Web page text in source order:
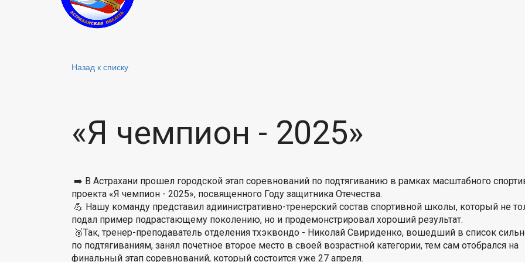
Назад к списку
«Я чемпион - 2025»
➡️ В Астрахани прошел городской этап соревнований по подтягиванию в рамках масштабного
проекта «Я чемпион - 2025», посвященного Году защитника Отечества.
💪 Нашу команду представил адиинистративно-тренерский состав спортивной школы, который не
подал пример подрастающему поколению, но и продемонстрировал хороший результат.
🥈Так, тренер-преподаватель отделения тхэквондо - Николай Свириденко, вошедший в список
по подтягиваниям, занял почетное второе место в своей возрастной категории, тем сам отобрался на
финальный этап соревнований, который состоится уже 27 апреля.